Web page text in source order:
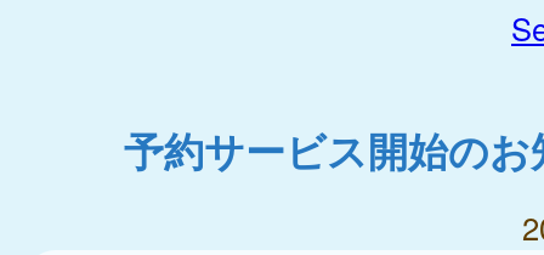
予約サービス開始の